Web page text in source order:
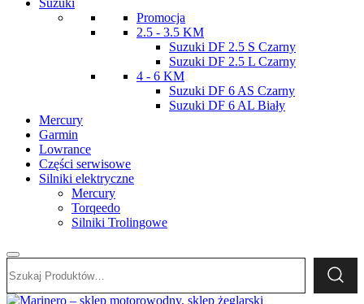
Suzuki
Promocja
2.5 - 3.5 KM
Suzuki DF 2.5 S Czarny
Suzuki DF 2.5 L Czarny
4 - 6 KM
Suzuki DF 6 AS Czarny
Suzuki DF 6 AL Biały
Mercury
Garmin
Lowrance
Części serwisowe
Silniki elektryczne
Mercury
Torqeedo
Silniki Trolingowe